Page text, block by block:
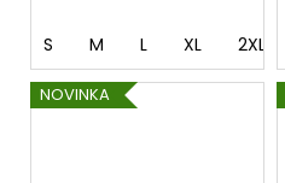
S M L XL 2XL
NOVINKA